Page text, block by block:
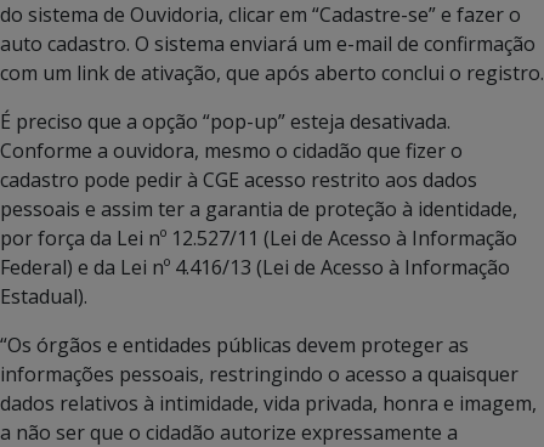
do sistema de Ouvidoria, clicar em “Cadastre-se” e fazer o
auto cadastro. O sistema enviará um e-mail de confirmação
com um link de ativação, que após aberto conclui o registro.
É preciso que a opção “pop-up” esteja desativada.
Conforme a ouvidora, mesmo o cidadão que fizer o
cadastro pode pedir à CGE acesso restrito aos dados
pessoais e assim ter a garantia de proteção à identidade,
por força da Lei nº 12.527/11 (Lei de Acesso à Informação
Federal) e da Lei nº 4.416/13 (Lei de Acesso à Informação
Estadual).
“Os órgãos e entidades públicas devem proteger as
informações pessoais, restringindo o acesso a quaisquer
dados relativos à intimidade, vida privada, honra e imagem,
a não ser que o cidadão autorize expressamente a